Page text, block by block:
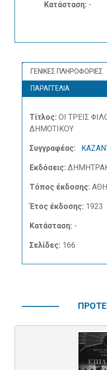
Κατάσταση: -
ΓΕΝΙΚΕΣ ΠΛΗΡΟΦΟΡΙΕΣ
ΠΑΡΑΓΓΕΛΙΑ
Τίτλος: ΟΙ ΤΡΕΙΣ
ΔΗΜΟΤΙΚΟΥ
Συγγραφέας:
Εκδόσεις:
Τόπος έκδοσης:
Έτος έκδοσης: 1923
Κατάσταση: -
Σελίδες: 166